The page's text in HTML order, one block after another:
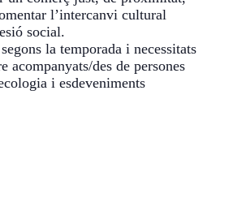
l’intercanvi cultural
social.
la temporada i necessitats
des de persones
i esdeveniments